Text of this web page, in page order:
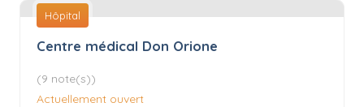
Hôpital
Centre médical Don Orione
(9 note(s))
Actuellement ouvert